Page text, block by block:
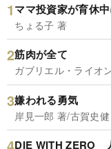
ママ投資家が育休
ちょる子 著
筋肉が全て
ガブリエル・ライオ
嫌われる勇気
岸見一郎 著/古賀史
DIE WITH ZERO